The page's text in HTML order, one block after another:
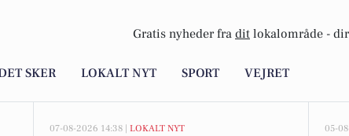
Gratis nyheder fra dit lokalområde -
SKER LOKALT NYT SPORT VEJRET
07-08-2026 14:38 | LOKALT NYT 05-